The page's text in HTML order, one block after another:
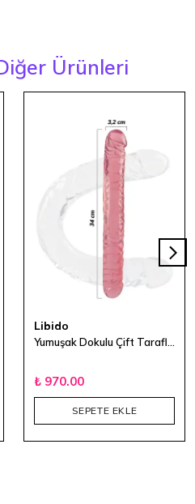
Ürünleri
Libido
₺ 970.00
SEPETE EKLE